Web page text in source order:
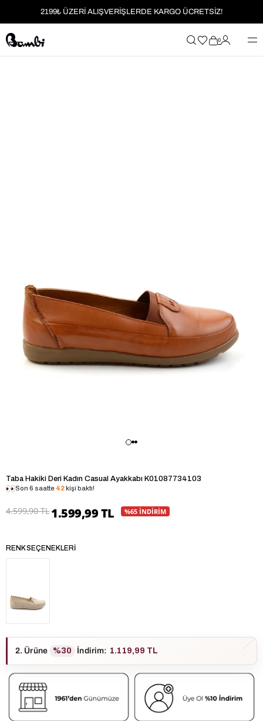
2199₺ ÜZERİ ALIŞVERİŞLERDE KARGO ÜCRETSİZ!
MOBİL UYGULAMAYA ÖZEL İLK ALIŞVERİŞİNİZE %5 İNDİRİM
0
Taba Hakiki Deri Kadın Casual Ayakkabı K01087734103
Son 6 saatte 42kişi baktı!
4.599,90 TL 1.599,99 TL %65 İNDİRİM
RENK SEÇENEKLERI
2. Ürüne %30 İndirim: 1.119,99 TL